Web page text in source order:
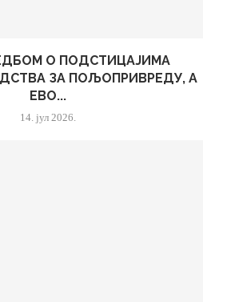
О ПОДСТИЦАЈИМА
ЗА ПОЉОПРИВРЕДУ, А
ЕВО...
14. јул 2026.